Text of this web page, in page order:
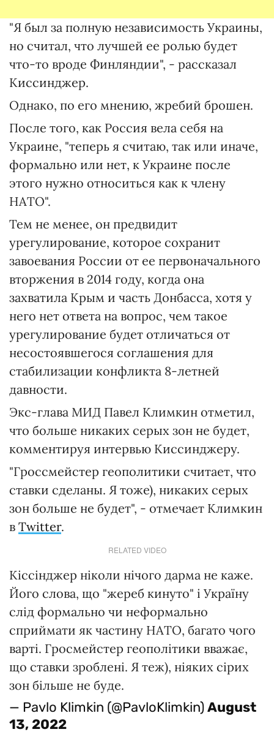
"Я был за полную независимость Украины,
но считал, что лучшей ее ролью будет
что-то вроде Финляндии", - рассказал
Киссинджер.
Однако, по его мнению, жребий брошен.
После того, как Россия вела себя на
Украине, "теперь я считаю, так или иначе,
формально или нет, к Украине после
этого нужно относиться как к члену
НАТО".
Тем не менее, он предвидит
урегулирование, которое сохранит
завоевания России от ее первоначального
вторжения в 2014 году, когда она
захватила Крым и часть Донбасса, хотя у
него нет ответа на вопрос, чем такое
урегулирование будет отличаться от
несостоявшегося соглашения для
стабилизации конфликта 8-летней
давности.
Экс-глава МИД Павел Климкин отметил,
что больше никаких серых зон не будет,
комментируя интервью Киссинджеру.
"Гроссмейстер геополитики считает, что
ставки сделаны. Я тоже), никаких серых
зон больше не будет", - отмечает Климкин
в Twitter.
RELATED VIDEO
Кіссінджер ніколи нічого дарма не каже.
Його слова, що "жереб кинуто" і Україну
слід формально чи неформально
сприймати як частину НАТО, багато чого
варті. Гросмейстер геополітики вважає,
що ставки зроблені. Я теж), ніяких сірих
зон більше не буде.
— Pavlo Klimkin (@PavloKlimkin)August
13, 2022